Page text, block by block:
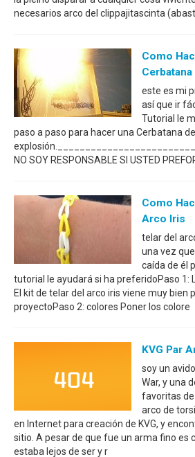
necesarios arco del clippajitascinta
Como
este es mi
así que ir
Tutorial le
paso a paso para hacer una Cerbatana de
NO SOY RESPONSABLE SI USTED
Como
Arco Iris
telar del
una vez
caída de él
tutorial le ayudará si ha preferidoPaso 1:
El kit de telar del arco iris viene muy bien
proyectoPaso 2: colores Poner los colore
KVG Par
soy un
War, y una
favoritas de
arco de
en Internet para creación de KVG, y
sitio. A pesar de que fue un arma fino es
estaba lejos de ser y r